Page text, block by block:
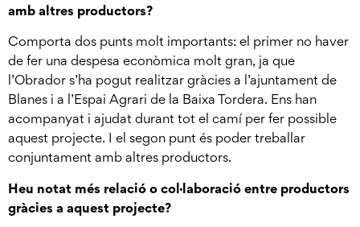
amb altres productors?
Comporta dos punts molt importants: el primer no haver
de fer una despesa econòmica molt gran, ja que
l’Obrador s’ha pogut realitzar gràcies a l’ajuntament de
Blanes i a l’Espai Agrari de la Baixa Tordera. Ens han
acompanyat i ajudat durant tot el camí per fer possible
aquest projecte. I el segon punt és poder treballar
conjuntament amb altres productors.
Heu notat més relació o col·laboració entre productors
gràcies a aquest projecte?